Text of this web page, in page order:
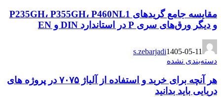
مقایسه جامع گریدهای P235GH، P355GH، P460NL1
و دیگر ورق‌های سری P در استاندارد DIN و EN
s.zebarjadi1405-05-11
دسته‌بندی نشده
هر آنچه برای خرید و استفاده از آلیاژ ۷۰۷۵ در پروژه های
دریایی باید بدانید